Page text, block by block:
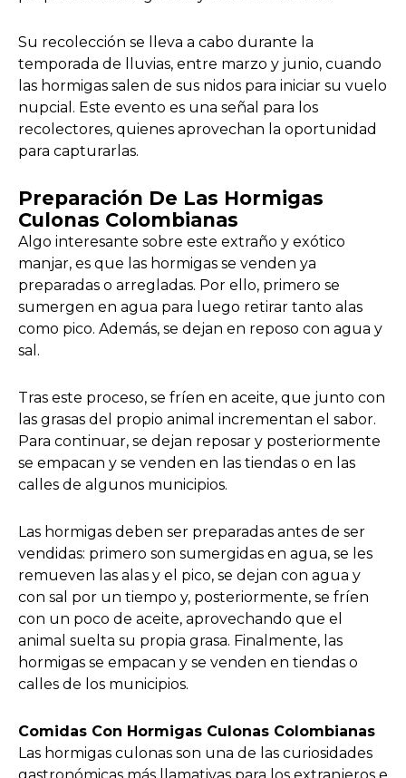
Su recolección se lleva a cabo durante la
temporada de lluvias, entre marzo y junio, cuando
las hormigas salen de sus nidos para iniciar su vuelo
nupcial. Este evento es una señal para los
recolectores, quienes aprovechan la oportunidad
para capturarlas.
Preparación De Las Hormigas
Culonas Colombianas
Algo interesante sobre este extraño y exótico
manjar, es que las hormigas se venden ya
preparadas o arregladas. Por ello, primero se
sumergen en agua para luego retirar tanto alas
como pico. Además, se dejan en reposo con agua y
sal.
Tras este proceso, se fríen en aceite, que junto con
las grasas del propio animal incrementan el sabor.
Para continuar, se dejan reposar y posteriormente
se empacan y se venden en las tiendas o en las
calles de algunos municipios.
Las hormigas deben ser preparadas antes de ser
vendidas: primero son sumergidas en agua, se les
remueven las alas y el pico, se dejan con agua y
con sal por un tiempo y, posteriormente, se fríen
con un poco de aceite, aprovechando que el
animal suelta su propia grasa. Finalmente, las
hormigas se empacan y se venden en tiendas o
calles de los municipios.
Comidas Con Hormigas Culonas Colombianas
Las hormigas culonas son una de las curiosidades